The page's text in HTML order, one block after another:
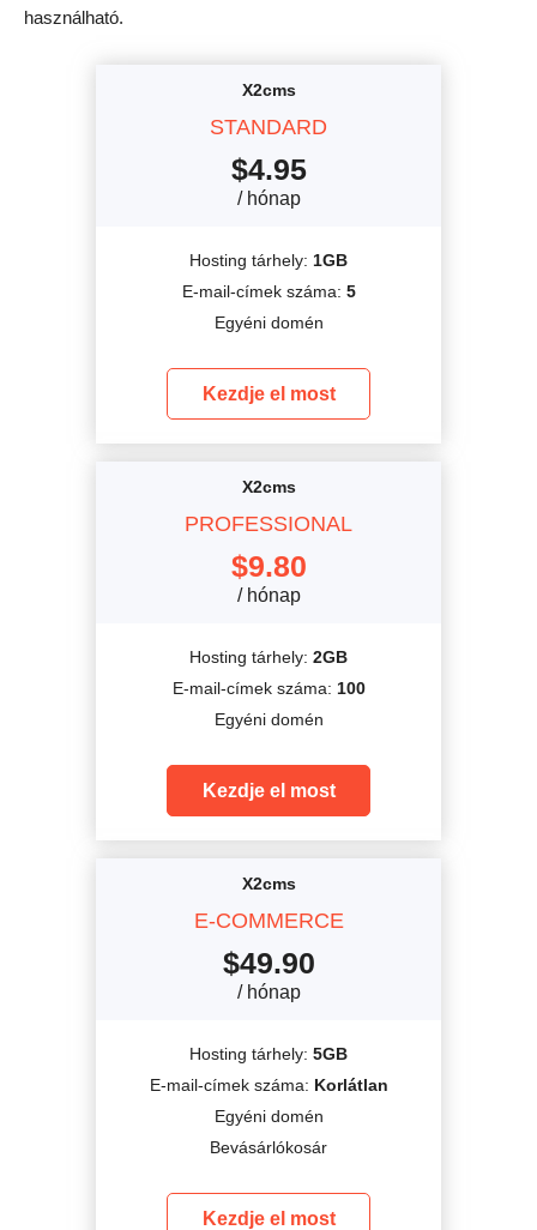
használható.
X2cms
STANDARD
$4.95
/ hónap
Hosting tárhely: 1GB
E-mail-címek száma: 5
Egyéni domén
Kezdje el most
X2cms
PROFESSIONAL
$9.80
/ hónap
Hosting tárhely: 2GB
E-mail-címek száma: 100
Egyéni domén
Kezdje el most
X2cms
E-COMMERCE
$49.90
/ hónap
Hosting tárhely: 5GB
E-mail-címek száma: Korlátlan
Egyéni domén
Bevásárlókosár
Kezdje el most